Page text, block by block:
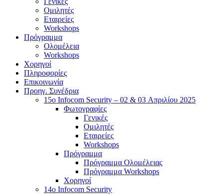
Ομιλητές
Εταιρείες
Workshops
Πρόγραμμα
Ολομέλεια
Workshops
Χορηγοί
Πληροφορίες
Επικοινωνία
Προηγ. Συνέδρια
15o Infocom Security – 02 & 03 Απριλίου 2025
Φωτογραφίες
Γενικές
Ομιλητές
Εταιρείες
Workshops
Πρόγραμμα
Πρόγραμμα Ολομέλειας
Πρόγραμμα Workshops
Χορηγοί
14o Infocom Security